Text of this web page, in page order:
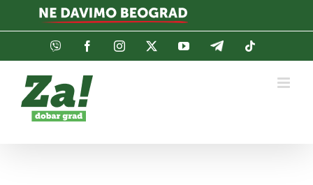
Viber FacebookInstagramTwitterYouTubeTelegram